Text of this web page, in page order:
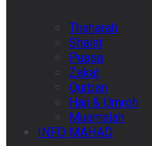
Thaharah
Shalat
Puasa
Zakat
Qurban
Haji & Umroh
Muamalah
INFO MAHAD